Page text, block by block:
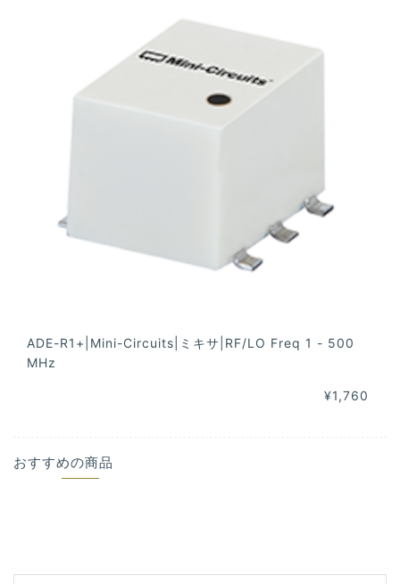
ADE-R1+|Mini-Circuits|ミキサ|RF/LO Freq 1 - 500
MHz
¥1,760
おすすめの商品